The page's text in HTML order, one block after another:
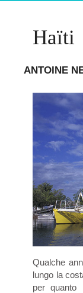
Haïti
ANTOINE
Qualche
lungo la
per quanto